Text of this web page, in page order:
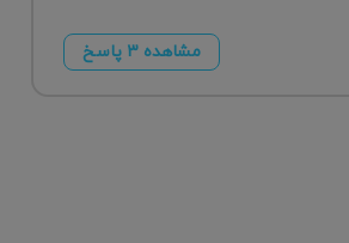
مشاهده ۳ پاسخ